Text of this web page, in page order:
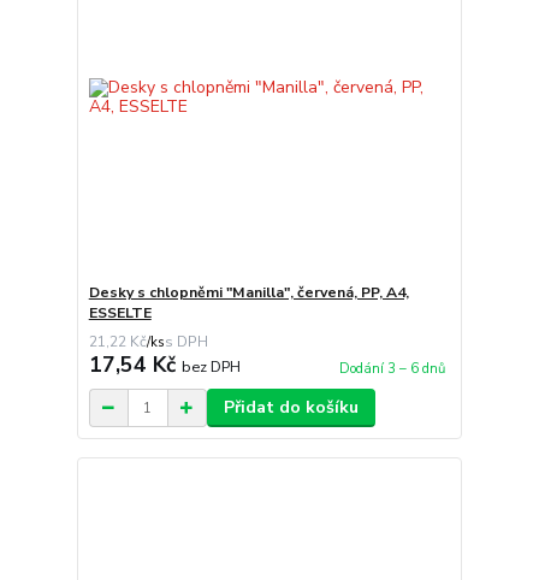
Desky s chlopněmi "Manilla", červená, PP, A4,
ESSELTE
21,22 Kč/ks
17,54 Kč bez DPH Dodání 3 – 6 dnů
Přidat do košíku